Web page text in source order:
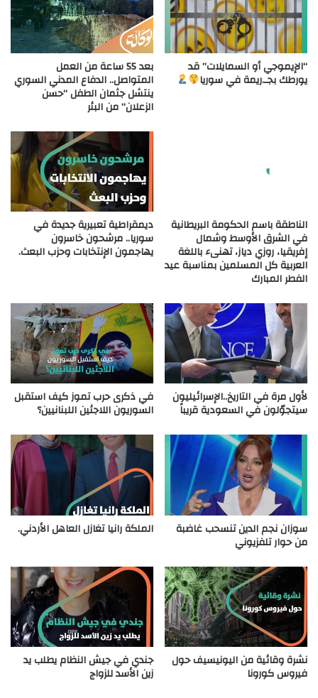
“الإيموجي أو السمايلات” قد
يورطك بجـ.ريمة في سوريا
بعد 55 ساعة من العمل
المتواصل.. الدفاع المدني السوري
ينتشل جثمان الطفل “حسن
الزعلان” من البئر
الناطقة باسم الحكومة البريطانية
في الشرق الأوسط وشمال
إفريقيا، روزي دياز، تهنىء باللغة
العربية كل المسلمين بمناسبة عيد
الفطر المبارك
ديمقراطية تعبيرية جديدة في
سوريا.. مرشحون خاسرون
يهاجمون الإنتخابات وحزب البعث.
لأول مرة في التاريخ..الإسرائيليون
سيتجوّلون في السعودية قريباً
في ذكرى حرب تموز كيف استقبل
السوريون اللاجئين اللبنانيين؟
سوزان نجم الدين تنسحب غاضبة
من حوار تلفزيوني
الملكة رانيا تغازل العاهل الأردني.
نشرة وقائية من اليونيسيف حول
فيروس كورونا
جندي في جيش النظام يطلب يد
زين الأسد للزواج